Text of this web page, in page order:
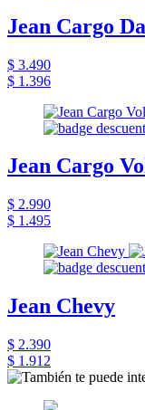
Jean Cargo
$ 3.490
$ 1.396
Jean Cargo
$ 2.990
$ 1.495
Jean Chevy
$ 2.390
$ 1.912